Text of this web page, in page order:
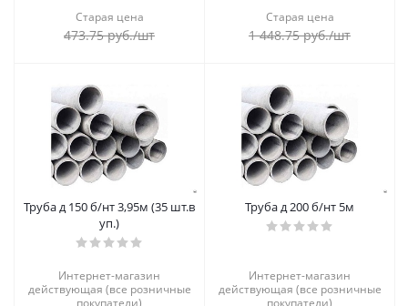
Старая цена
473.75руб./шт
Старая цена
1 448.75руб./шт
Труба д 150 б/нт 3,95м (35 шт.в
уп.)
Интернет-магазин
действующая (все розничные
покупатели)
Труба д 200 б/нт 5м
Интернет-магазин
действующая (все розничные
покупатели)